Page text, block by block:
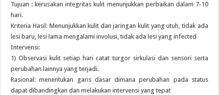
Tujuan : kerusakan integritas kulit menunjukkan perbaikan dalam 7-10
hari.
Kriteria Hasil: Menunjukkan kulit dan jaringan kulit yang utuh, tidak ada
lesi baru, lesi lama mengalami involusi, tidak ada lesi yang infected
Intervensi:
1) Observasi kulit setiap hari catat turgor sirkulasi dan sensori serta
perubahan lainnya yang terjadi.
Rasional: menentukan garis dasar dimana perubahan pada status
dapat dibandingkan dan melakukan intervensi yang tepat